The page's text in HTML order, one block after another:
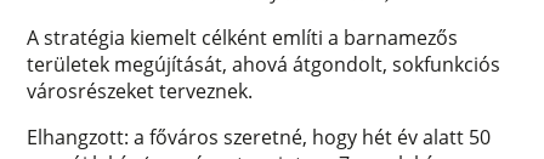
A stratégia kiemelt célként említi a barnamezős
területek megújítását, ahová átgondolt, sokfunkciós
városrészeket terveznek.
Elhangzott: a főváros szeretné, hogy hét év alatt 50